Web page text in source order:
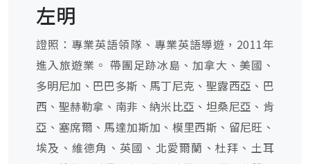
左明
證照：專業英語領隊、專業英語導遊，2011年
進入旅遊業。 帶團足跡冰島、加拿大、美國、
多明尼加、巴巴多斯、馬丁尼克、聖露西亞、巴
西、聖赫勒拿、南非、納米比亞、坦桑尼亞、肯
亞、塞席爾、馬達加斯加、模里西斯、留尼旺、
埃及、維德角、英國、北愛爾蘭、杜拜、土耳